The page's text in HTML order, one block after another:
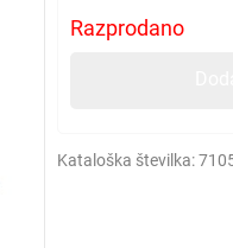
Razprodano
Kataloška številka: